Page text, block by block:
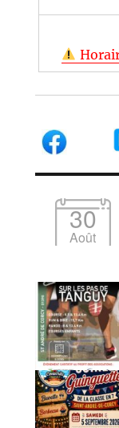
30
Août